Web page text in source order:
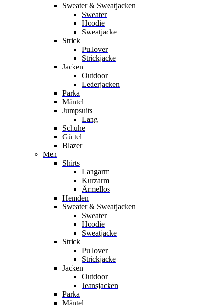
Sweater & Sweatjacken
Sweater
Hoodie
Sweatjacke
Strick
Pullover
Strickjacke
Jacken
Outdoor
Lederjacken
Parka
Mäntel
Jumpsuits
Lang
Schuhe
Gürtel
Blazer
Men
Shirts
Langarm
Kurzarm
Ärmellos
Hemden
Sweater & Sweatjacken
Sweater
Hoodie
Sweatjacke
Strick
Pullover
Strickjacke
Jacken
Outdoor
Jeansjacken
Parka
Mäntel